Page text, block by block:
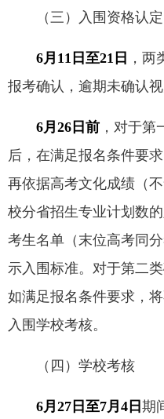
（三）入围资格认定
6月11日至21日 ，
报考确认，逾期未确认
6月26日前 ，对于
后，在满足报名条件要
再依据高考文化成绩（
校分省招生专业计划数
考生名单（末位高考同
示入围标准。对于第二
如满足报名条件要求，
入围学校考核。
（四）学校考核
6月27日至7月4日 期